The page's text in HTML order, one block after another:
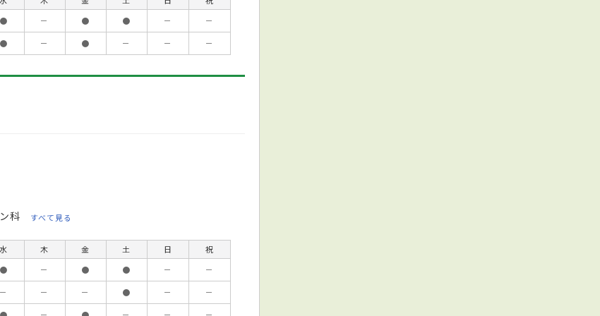
● － ● ● －
－
● － ● － － －
科 すべて見る
水 木 金 土 日
祝
● － ● ● －
－
－ － － ● －
－